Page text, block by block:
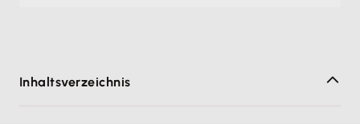
Inhaltsverzeichnis